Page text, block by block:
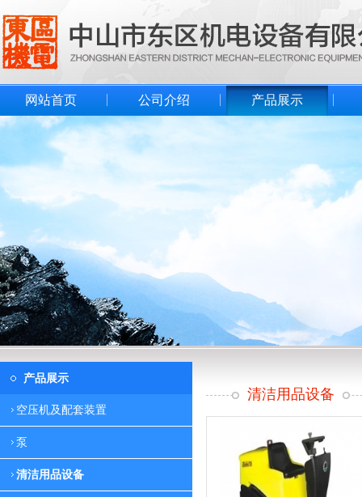
网站首页 公司介绍 产品展示
产品展示
空压机及配套装置
泵
清洁用品设备
清洁用品设备